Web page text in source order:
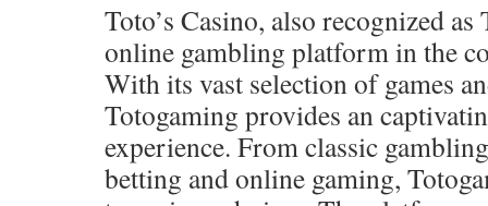
Toto’s Casino, also recognized
online gambling platform in the
With its vast selection of games
Totogaming provides an
experience. From classic
betting and online gaming,